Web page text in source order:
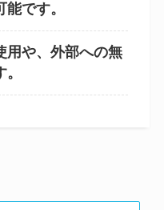
です。
用や、外部への無